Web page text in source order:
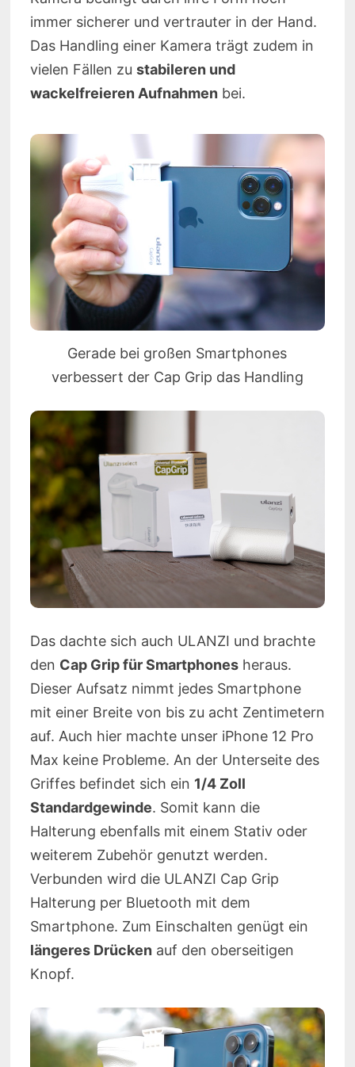
immer sicherer und vertrauter in der Hand.
Das Handling einer Kamera trägt zudem in
vielen Fällen zu stabileren und
wackelfreieren Aufnahmen bei.
Gerade bei großen Smartphones
verbessert der Cap Grip das Handling
Das dachte sich auch ULANZI und brachte
den Cap Grip für Smartphonesheraus.
Dieser Aufsatz nimmt jedes Smartphone
mit einer Breite von bis zu acht Zentimetern
auf. Auch hier machte unser iPhone 12 Pro
Max keine Probleme. An der Unterseite des
Griffes befindet sich ein 1/4 Zoll
Standardgewinde. Somit kann die
Halterung ebenfalls mit einem Stativ oder
weiterem Zubehör genutzt werden.
Verbunden wird die ULANZI Cap Grip
Halterung per Bluetooth mit dem
Smartphone. Zum Einschalten genügt ein
längeres Drücken auf den oberseitigen
Knopf.